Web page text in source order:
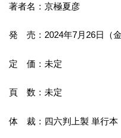
著者名：京極夏彦
発 売：2024年7月26日（
定 価：未定
頁 数：未定
体 裁：四六判上製 単行本